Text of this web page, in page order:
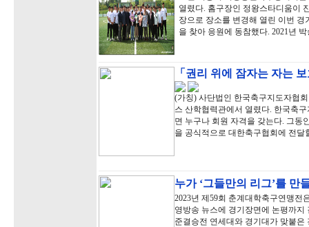
열렸다. 홈구장인 정왕스타디움이
장으로 장소를 변경해 열린 이번
을 찾아 응원에 동참했다. 2021년
「권리 위에 잠자는 자는
(가칭) 사단법인 한국축구지도자협
스 산학협력관에서 열렸다. 한국축
면 누구나 회원 자격을 갖는다. 그동
을 공식적으로 대한축구협회에 전
누가 ‘그들만의 리그’를 만
2023년 제59회 춘계대학축구연맹전
영방송 뉴스에 경기장면에 논평까
준결승전 연세대와 경기대가 맞붙